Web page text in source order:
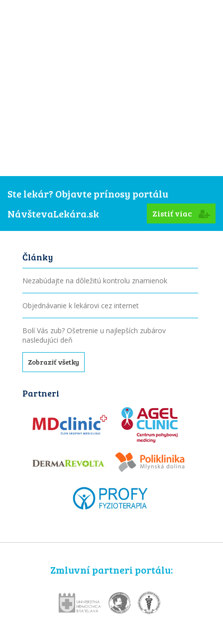
Ste lekár? Objavte prínosy portálu
NávštevaLekára.sk
Zistiť viac
Články
Nezabúdajte na dôležitú kontrolu znamienok
Objednávanie k lekárovi cez internet
Bolí Vás zub? Ošetrenie u najlepších zubárov
nasledujúci deň
Zobraziť všetky
Partneri
Zmluvní partneri portálu: